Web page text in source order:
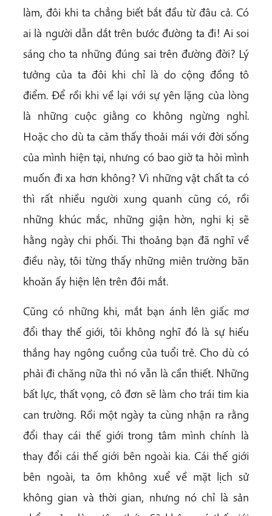
làm, đôi khi ta chẳng biết bắt đầu từ đâu cả. Có
ai là người dẫn dắt trên bước đường ta đi! Ai soi
sáng cho ta những đúng sai trên đường đời? Lý
tưởng của ta đôi khi chỉ là do cộng đồng tô
điểm. Để rồi khi về lại với sự yên lặng của lòng
là những cuộc giằng co không ngừng nghỉ.
Hoặc cho dù ta cảm thấy thoải mái với đời sống
của mình hiện tại, nhưng có bao giờ ta hỏi mình
muốn đi xa hơn không? Vì những vật chất ta có
thì rất nhiều người xung quanh cũng có, rồi
những khúc mắc, những giận hờn, nghi kị sẽ
hằng ngày chi phối. Thi thoảng bạn đã nghĩ về
điều này, tôi từng thấy những miên trường băn
khoăn ấy hiện lên trên đôi mắt.
Cũng có những khi, mắt bạn ánh lên giấc mơ
đổi thay thế giới, tôi không nghĩ đó là sự hiếu
thắng hay ngông cuồng của tuổi trẻ. Cho dù có
phải đi chăng nữa thì nó vẫn là cần thiết. Những
bất lực, thất vọng, cô đơn sẽ làm cho trái tim kia
can trường. Rồi một ngày ta cùng nhận ra rằng
đổi thay cái thế giới trong tâm mình chính là
thay đổi cái thế giới bên ngoài kia. Cái thế giới
bên ngoài, ta ôm không xuể về mặt lịch sử
không gian và thời gian, nhưng nó chỉ là sản